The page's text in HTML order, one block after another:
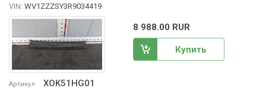
Артикул XOK51HG01
VIN: WV1ZZZSY3R9034419
8 988.00 RUR
Купить